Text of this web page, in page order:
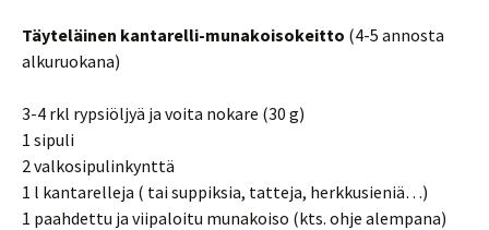
Täyteläinen kantarelli-munakoisokeitto (4-5 annosta
alkuruokana)
3-4 rkl rypsiöljyä ja voita nokare (30 g)
1 sipuli
2 valkosipulinkynttä
1 l kantarelleja ( tai suppiksia, tatteja, herkkusieniä…)
1 paahdettu ja viipaloitu munakoiso (kts. ohje alempana)